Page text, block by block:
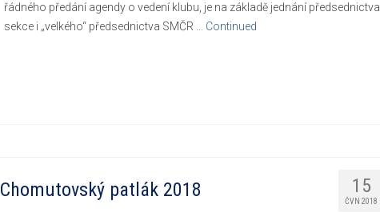
řádného předání agendy o vedení klubu, je na základě jednání předsednictva
sekce i „velkého“ předsednictva SMČR … Continued
15
ČVN 2018
Chomutovský patlák 2018